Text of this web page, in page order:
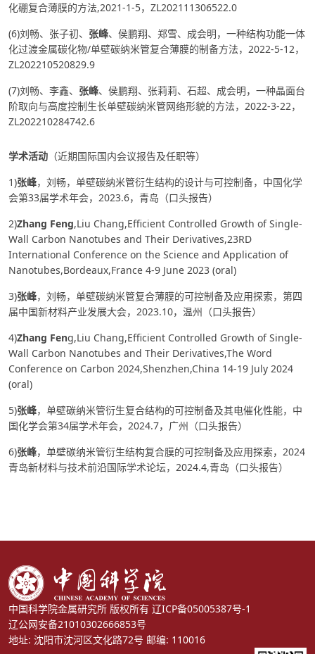
化硼复合薄膜的方法,2021-1-5，ZL202111306522.0
(6)刘畅、张子初、 张峰、侯鹏翔、郑雪、成会明，一种结构功能一体
化过渡金属碳化物/单壁碳纳米管复合薄膜的制备方法，2022-5-12，
ZL202210520829.9
(7)刘畅、李鑫、 张峰、侯鹏翔、张莉莉、石超、成会明，一种晶面台
阶取向与高度控制生长单壁碳纳米管网络形貌的方法，2022-3-22，
ZL202210284742.6
学术活动 （近期国际国内会议报告及任职等）
1)张峰，刘畅，单壁碳纳米管衍生结构的设计与可控制备，中国化学
会第33届学术年会，2023.6，青岛（口头报告）
2)Zhang Feng,Liu Chang,Efficient Controlled Growth of Single-
Wall Carbon Nanotubes and Their Derivatives,23RD
International Conference on the Science and Application of
Nanotubes,Bordeaux,France 4-9 June 2023 (oral)
3)张峰，刘畅，单壁碳纳米管复合薄膜的可控制备及应用探索，第四
届中国新材料产业发展大会，2023.10，温州（口头报告）
4)Zhang Feng,Liu Chang,Efficient Controlled Growth of Single-
Wall Carbon Nanotubes and Their Derivatives,The Word
Conference on Carbon 2024,Shenzhen,China 14-19 July 2024
(oral)
5)张峰，单壁碳纳米管衍生复合结构的可控制备及其电催化性能，中
国化学会第34届学术年会，2024.7，广州（口头报告）
6)张峰，单壁碳纳米管衍生结构复合膜的可控制备及应用探索，2024
青岛新材料与技术前沿国际学术论坛，2024.4,青岛（口头报告）
中国科学院金属研究所 版权所有 辽ICP备05005387号-1
辽公网安备21010302666853号
地址: 沈阳市沈河区文化路72号 邮编: 110016